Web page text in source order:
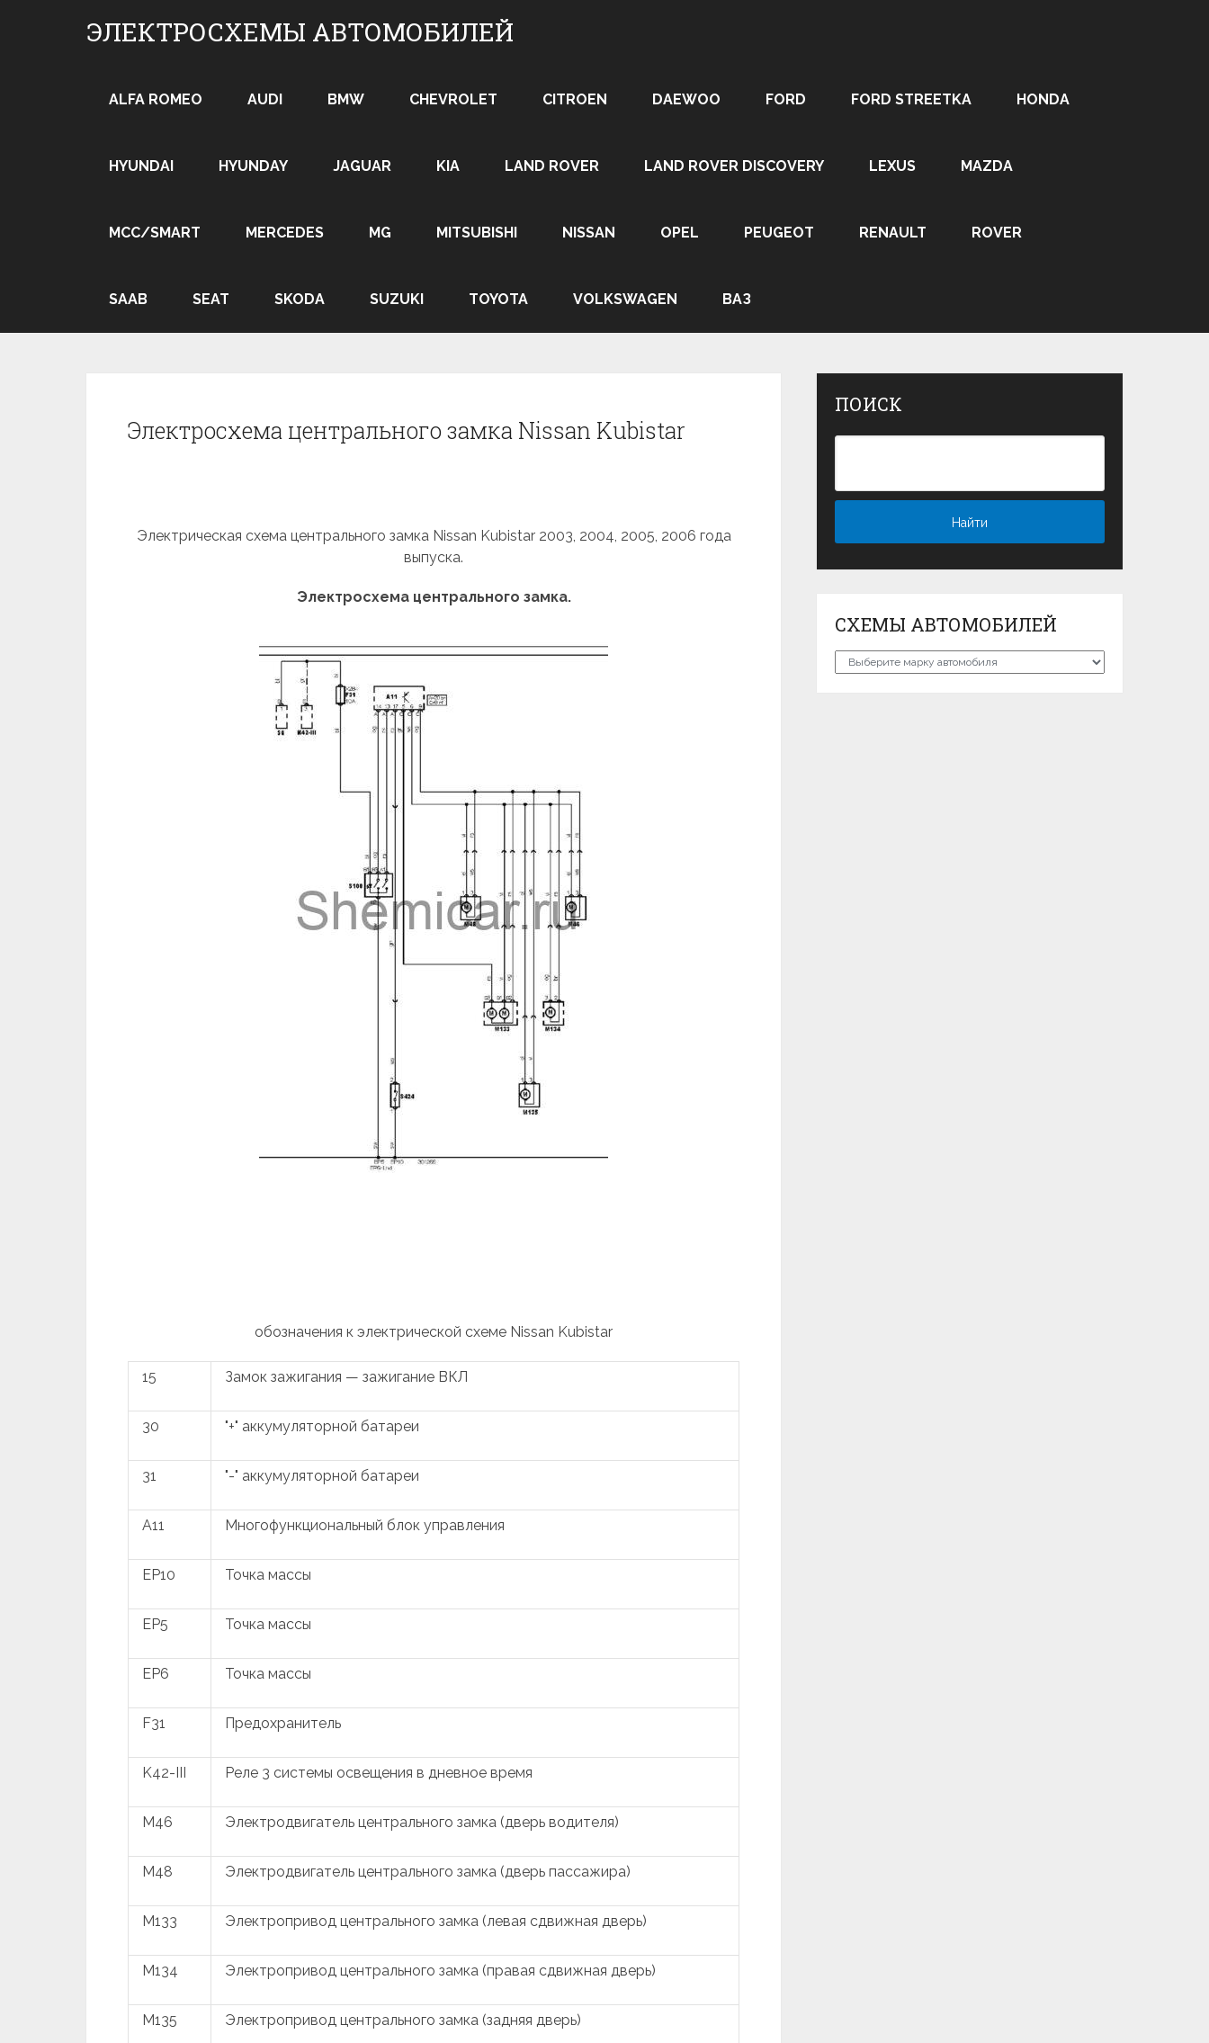
ЭЛЕКТРОСХЕМЫ АВТОМОБИЛЕЙ
ALFA ROMEO AUDI BMW CHEVROLET CITROEN DAEWOO FORD FORD STREETKA HONDA
HYUNDAI HYUNDAY JAGUAR KIA LAND ROVER LAND ROVER DISCOVERY LEXUS MAZDA
MCC/SMART MERCEDES MG MITSUBISHI NISSAN OPEL PEUGEOT RENAULT ROVER
SAAB SEAT SKODA SUZUKI TOYOTA VOLKSWAGEN ВАЗ
Электросхема центрального замка Nissan Kubistar
Электрическая схема центрального замка Nissan Kubistar 2003, 2004, 2005, 2006 года
выпуска.
Электросхема центрального замка.
обозначения к электрической схеме Nissan Kubistar
15 Замок зажигания — зажигание ВКЛ
30 "+" аккумуляторной батареи
31 "-" аккумуляторной батареи
A11 Многофункциональный блок управления
EP10 Точка массы
EP5 Точка массы
EP6 Точка массы
F31 Предохранитель
K42-III Реле 3 системы освещения в дневное время
M46 Электродвигатель центрального замка (дверь водителя)
M48 Электродвигатель центрального замка (дверь пассажира)
M133 Электропривод центрального замка (левая сдвижная дверь)
M134 Электропривод центрального замка (правая сдвижная дверь)
M135 Электропривод центрального замка (задняя дверь)
ПОИСК
СХЕМЫ АВТОМОБИЛЕЙ
Схемы